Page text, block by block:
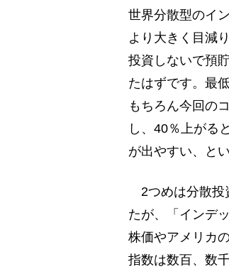
世界分散型のイ
より大きく目減
投資しないで預
たはずです。最
もちろん今回の
し、40％上がる
が出やすい、と
2つめは分散投
たが、「インデ
株価やアメリカ
指数は数百、数